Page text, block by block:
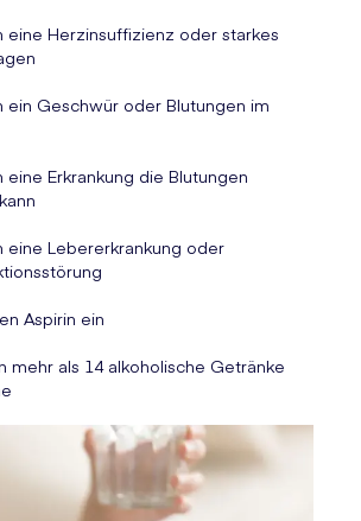
eine Herzinsuffizienz oder starkes
ein Geschwür oder Blutungen im
eine Erkrankung die Blutungen
eine Lebererkrankung oder
Aspirin ein
mehr als 14 alkoholische Getränke